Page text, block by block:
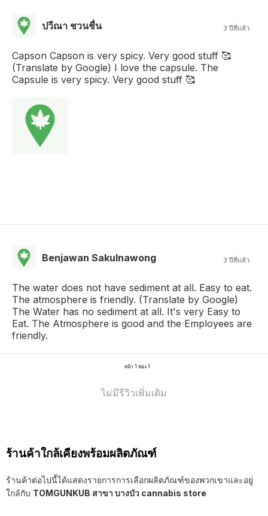
ปวีณา ชวนชื่น 3 ปีที่แล้ว
Capson Capson is very spicy. Very good stuff 🥰
(Translate by Google) I love the capsule. The
Capsule is very spicy. Very good stuff 🥰
Benjawan Sakulnawong 3 ปีที่แล้ว
The water does not have sediment at all. Easy to eat.
The atmosphere is friendly. (Translate by Google)
The Water has no sediment at all. It's very Easy to
Eat. The Atmosphere is good and the Employees are
friendly.
หน้า 1 ของ 1
ไม่มีรีวิวเพิ่มเติม
ร้านค้าใกล้เคียงพร้อมผลิตภัณฑ์
ร้านค้าต่อไปนี้ได้แสดงรายการการเลือกผลิตภัณฑ์ของพวกเขาและอยู่
ใกล้กับ TOMGUNKUB สาขา บางบัว cannabis store